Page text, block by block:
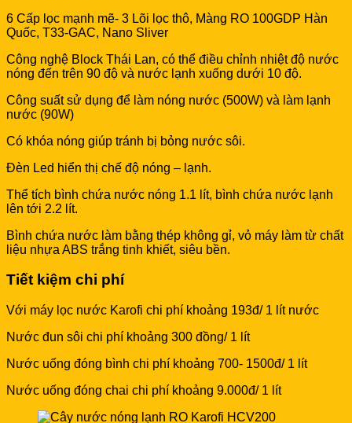
6 Cấp lọc mạnh mẽ- 3 Lõi lọc thô, Màng RO 100GDP Hàn
Quốc, T33-GAC, Nano Sliver
Công nghệ Block Thái Lan, có thể điều chỉnh nhiệt độ nước
nóng đến trên 90 độ và nước lạnh xuống dưới 10 độ.
Công suất sử dụng để làm nóng nước (500W) và làm lạnh
nước (90W)
Có khóa nóng giúp tránh bị bỏng nước sôi.
Đèn Led hiển thị chế độ nóng – lạnh.
Thể tích bình chứa nước nóng 1.1 lít, bình chứa nước lạnh
lên tới 2.2 lít.
Bình chứa nước làm bằng thép không gỉ, vỏ máy làm từ chất
liệu nhựa ABS trắng tinh khiết, siêu bền.
Tiết kiệm chi phí
Với máy lọc nước Karofi chi phí khoảng 193đ/ 1 lít nước
Nước đun sôi chi phí khoảng 300 đồng/ 1 lít
Nước uống đóng bình chi phí khoảng 700- 1500đ/ 1 lít
Nước uống đóng chai chi phí khoảng 9.000đ/ 1 lít